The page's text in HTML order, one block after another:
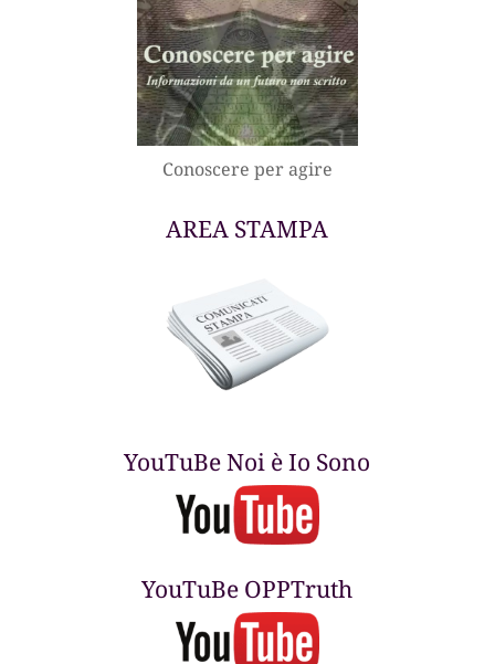
Conoscere per agire
AREA STAMPA
YouTuBe Noi è Io Sono
YouTuBe OPPTruth